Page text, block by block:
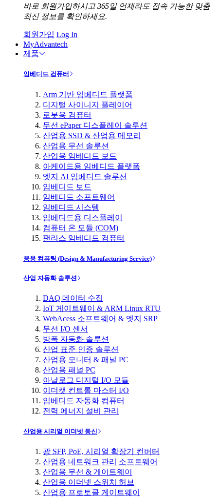
바로 회원가입하시고 365일 언제라도 접속 가능한 맞춤
최신 정보를 확인하세요.
회원가입 Log In
MyAdvantech
제품
임베디드 컴퓨터
Arm 기반 임베디드 플랫폼
디지털 사이니지 플레이어
로봇용 컴퓨터
무선 ePaper 디스플레이 솔루션
산업용 SSD & 산업용 메모리
산업용 무선 솔루션
산업용 임베디드 보드
아케이드용 임베디드 플랫폼
엣지 AI 임베디드 솔루션
임베디드 보드
임베디드 소프트웨어
임베디드 시스템
임베디드용 디스플레이
컴퓨터 온 모듈 (COM)
팬리스 임베디드 컴퓨터
응용 컴퓨팅 (Design & Manufacturing Service)
산업 자동화 솔루션
DAQ 데이터 수집
IoT 게이트웨이 & ARM Linux RTU
WebAcess 소프트웨어 & 엣지 SRP
무선 I/O 센서
방폭 자동화 솔루션
산업 표준 인증 솔루션
산업용 모니터 & 패널 PC
산업용 패널 PC
아날로그 디지털 I/O 모듈
이더캣 컨트롤 마스터 I/O
임베디드 자동화 컴퓨터
전력 에너지 설비 관리
산업용 시리얼 이더넷 통신
광 SFP, PoE, 시리얼 확장기 컨버터
산업용 네트워크 관리 소프트웨어
산업용 무선 & 게이트웨이
산업용 이더넷 스위치 허브
산업용 프로토콜 게이트웨이